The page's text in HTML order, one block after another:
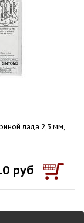
лада 2,3 мм,
руб